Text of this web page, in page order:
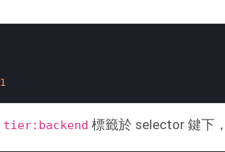
1
tier:backend 標籤於 selector 鍵下